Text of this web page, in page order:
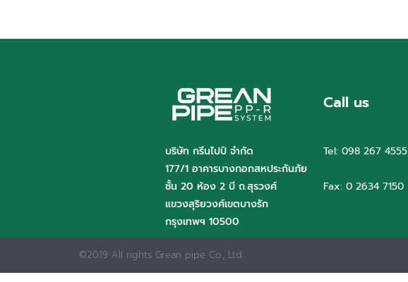
บริษัท กรีนไปป์ จำกัด
177/1 อาคารบางกอกสหประกันภัย
ชั้น 20 ห้อง 2 บี ถ.สุรวงศ์
แขวงสุริยวงศ์เขตบางรัก
กรุงเทพฯ 10500
Call us
Tel: 098 267 4555
Fax: 0 2634 7150
©2019 All rights Grean pipe Co., Ltd.